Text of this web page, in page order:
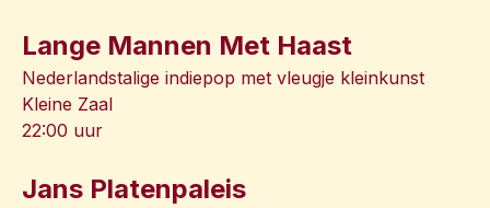
Lange Mannen Met Haast
Nederlandstalige indiepop met vleugje kleinkunst
Kleine Zaal
22:00 uur
Jans Platenpaleis